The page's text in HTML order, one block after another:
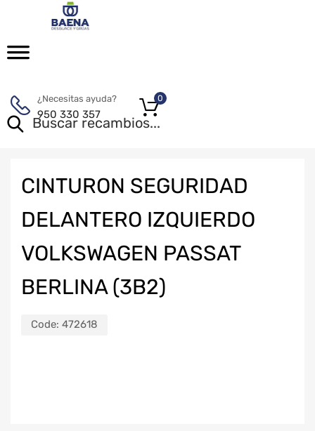
¿Necesitas ayuda?
950 330 357
0
CINTURON SEGURIDAD
DELANTERO IZQUIERDO
VOLKSWAGEN PASSAT
BERLINA (3B2)
Code: 472618